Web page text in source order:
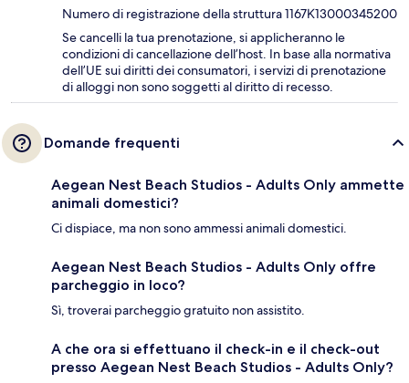
Numero di registrazione della struttura 1167Κ13000345200
Se cancelli la tua prenotazione, si applicheranno le
condizioni di cancellazione dell’host. In base alla normativa
dell’UE sui diritti dei consumatori, i servizi di prenotazione
di alloggi non sono soggetti al diritto di recesso.
Domande frequenti
Aegean Nest Beach Studios - Adults Only ammette
animali domestici?
Ci dispiace, ma non sono ammessi animali domestici.
Aegean Nest Beach Studios - Adults Only offre
parcheggio in loco?
Sì, troverai parcheggio gratuito non assistito.
A che ora si effettuano il check-in e il check-out
presso Aegean Nest Beach Studios - Adults Only?